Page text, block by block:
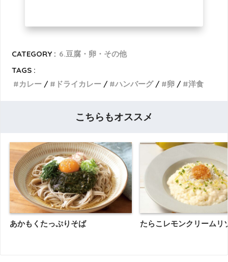
CATEGORY : 6.豆腐・卵・その他
TAGS :
カレー
ドライカレー ハンバーグ 卵 洋食
こちらもオススメ
あかもくたっぷりそば たらこレモンクリームリ